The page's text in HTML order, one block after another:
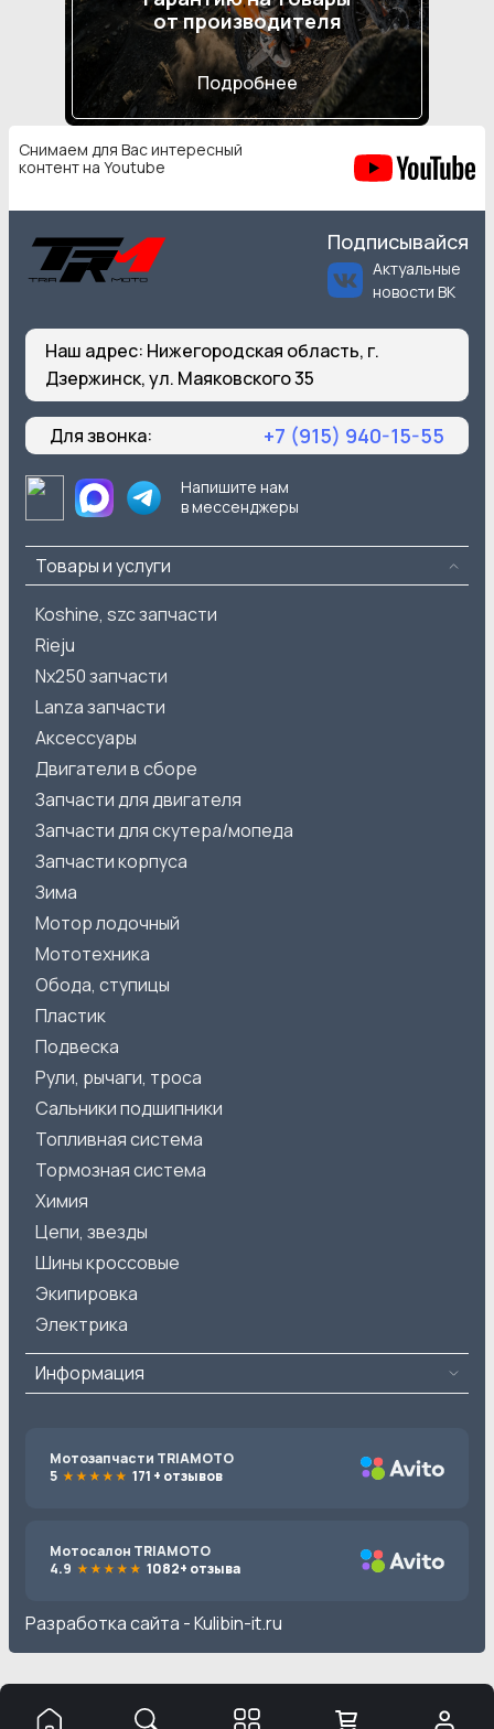
от производителя
Подробнее
Снимаем для Вас интересный
контент на Youtube
Подписывайся
Актуальные
новости ВК
Наш адрес: Нижегородская область, г.
Дзержинск, ул. Маяковского 35
Для звонка: +7 (915) 940-15-55
Напишите нам
в мессенджеры
Товары и услуги
Koshine, szc запчасти
Rieju
Nx250 запчасти
Lanza запчасти
Аксессуары
Двигатели в сборе
Запчасти для двигателя
Запчасти для скутера/мопеда
Запчасти корпуса
Зима
Мотор лодочный
Мототехника
Обода, ступицы
Пластик
Подвеска
Рули, рычаги, троса
Сальники подшипники
Топливная система
Тормозная система
Химия
Цепи, звезды
Шины кроссовые
Экипировка
Электрика
Информация
Мотозапчасти TRIAMOTO
5
171 + отзывов
Мотосалон TRIAMOTO
4.9
1082+ отзыва
Разработка сайта -Kulibin-it.ru